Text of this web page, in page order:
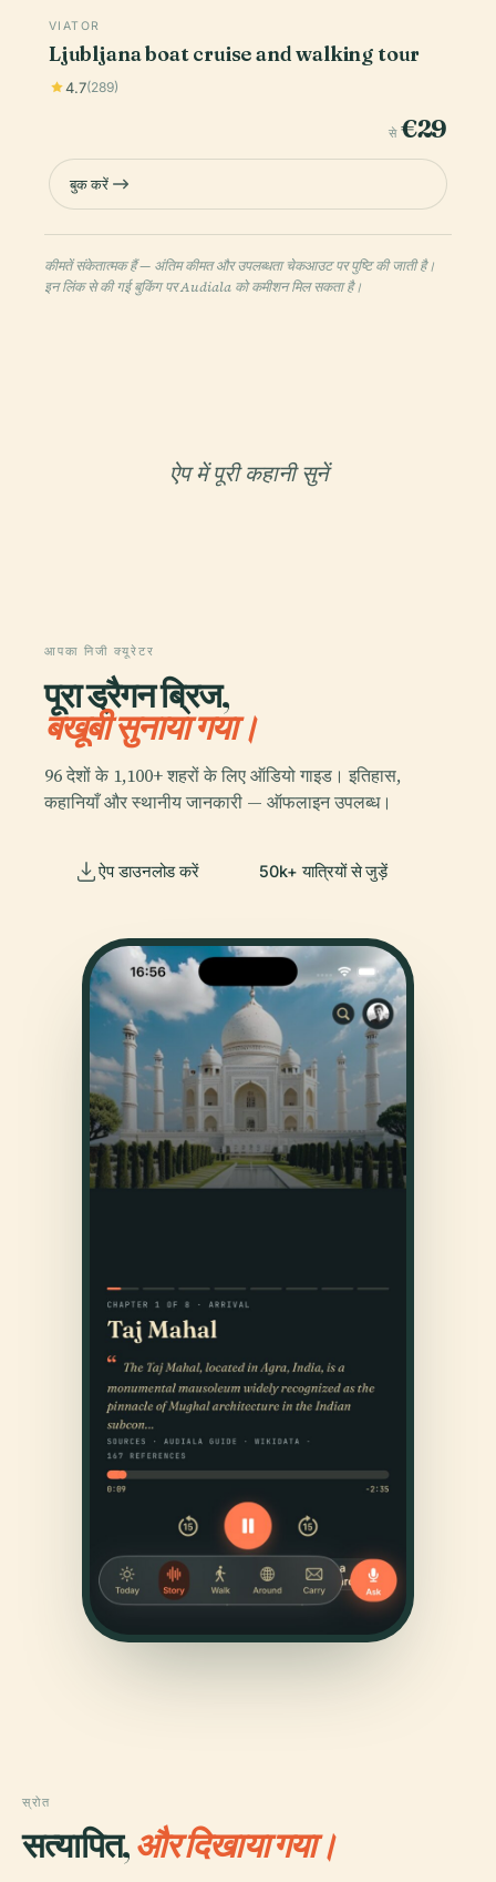
VIATOR
Ljubljana boat cruise and walking tour
4.7(289)
से €29
बुक करें
कीमतें संकेतात्मक हैं — अंतिम कीमत और उपलब्धता चेकआउट पर पुष्टि की जाती है।
इन लिंक से की गई बुकिंग पर Audiala को कमीशन मिल सकता है।
ऐप में पूरी कहानी सुनें
आपका निजी क्यूरेटर
पूरा ड्रैगन ब्रिज,
बखूबी सुनाया गया।
96 देशों के 1,100+ शहरों के लिए ऑडियो गाइड। इतिहास,
कहानियाँ और स्थानीय जानकारी — ऑफलाइन उपलब्ध।
ऐप डाउनलोड करें 50k+ यात्रियों से जुड़ें
स्रोत
सत्यापित,और दिखाया गया।